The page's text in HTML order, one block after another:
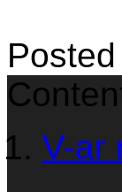
V-ar